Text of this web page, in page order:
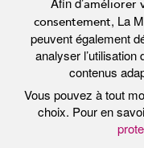
sous-tend
L’amélioration
prise en charge
des soins
entre
chirurgiens